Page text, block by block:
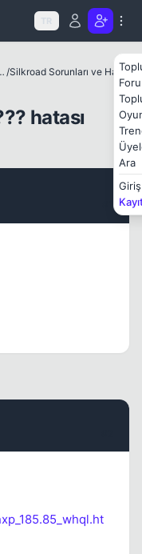
TR
Ara
Giriş
Update Bilgileri / Silkroad Sorunları ve Hataları
hatası
Kapat